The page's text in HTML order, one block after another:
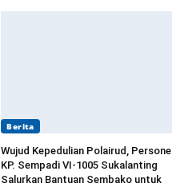
Berita
Wujud Kepedulian Polairud, Personel
KP. Sempadi VI-1005 Sukalanting
Salurkan Bantuan Sembako untuk